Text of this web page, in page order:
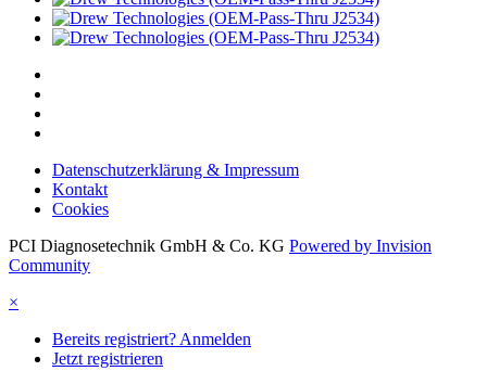
Datenschutzerklärung & Impressum
Kontakt
Cookies
PCI Diagnosetechnik GmbH & Co. KG Powered by Invision
Community
×
Bereits registriert? Anmelden
Jetzt registrieren